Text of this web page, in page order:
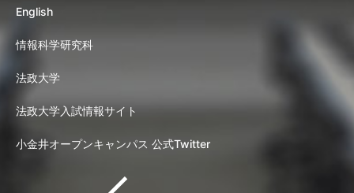
English
情報科学研究科
法政大学
法政大学入試情報サイト
小金井オープンキャンパス 公式Twitter